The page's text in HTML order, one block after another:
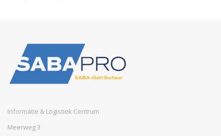
Informatie & Logistiek Centrum
Meerweg 3